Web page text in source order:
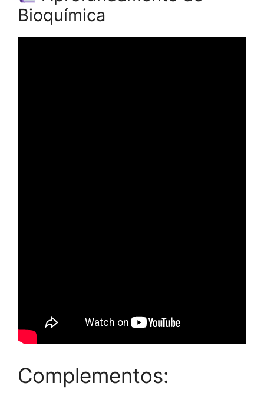
Bioquímica
Complementos: